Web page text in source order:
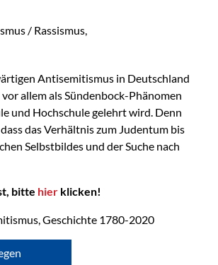
/ Rassismus,
Antisemitismus in Deutschland
allem als Sündenbock-Phänomen
und Hochschule gelehrt wird. Denn
das Verhältnis zum Judentum bis
Selbstbildes und der Suche nach
bitte hier klicken!
Geschichte 1780-2020